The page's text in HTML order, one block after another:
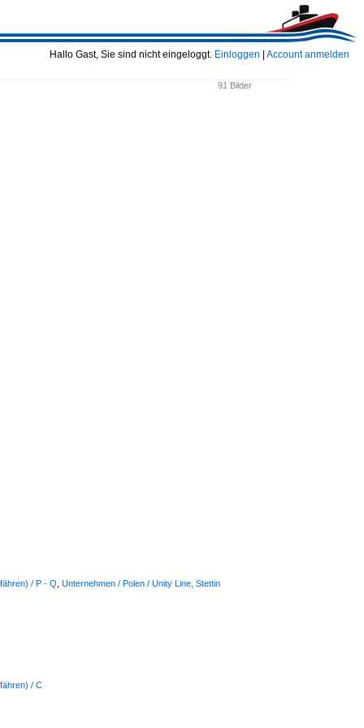
Hallo Gast, Sie sind nicht eingeloggt. Einloggen Account anmelden
91 Bilder
/ P - Q Unternehmen / Polen / Unity Line, Stettin
/ C